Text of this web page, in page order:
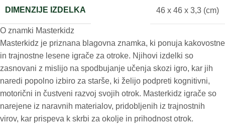
DIMENZIJE IZDELKA 46 x 46 x 3,3 (cm)
O znamki Masterkidz
Masterkidz je priznana blagovna znamka, ki ponuja kakovostne
in trajnostne lesene igrače za otroke. Njihovi izdelki so
zasnovani z mislijo na spodbujanje učenja skozi igro, kar jih
naredi popolno izbiro za starše, ki želijo podpreti kognitivni,
motorični in čustveni razvoj svojih otrok. Masterkidz igrače so
narejene iz naravnih materialov, pridobljenih iz trajnostnih
virov, kar prispeva k skrbi za okolje in prihodnost otrok.